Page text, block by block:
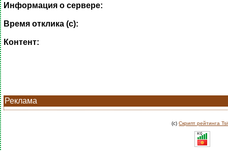
Информация о сервере:
Время отклика (с):
Контент:
Реклама
(c)Скрипт рейтинга